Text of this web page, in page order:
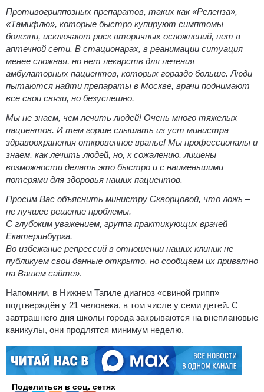
Противогриппозных препаратов, таких как «Реленза»,
«Тамифлю», которые быстро купируют симптомы
болезни, исключают риск вторичных осложнений, нет в
аптечной сети. В стационарах, в реанимации ситуация
менее сложная, но нет лекарств для лечения
амбулаторных пациентов, которых гораздо больше. Люди
пытаются найти препараты в Москве, врачи поднимают
все свои связи, но безуспешно.
Мы не знаем, чем лечить людей! Очень много тяжелых
пациентов. И тем горше слышать из уст министра
здравоохранения откровенное вранье! Мы профессионалы и
знаем, как лечить людей, но, к сожалению, лишены
возможности делать это быстро и с наименьшими
потерями для здоровья наших пациентов.
Просим Вас объяснить министру Скворцовой, что ложь –
не лучшее решение проблемы.
С глубоким уважением, группа практикующих врачей
Екатеринбурга.
Во избежание репрессий в отношении наших клиник не
публикуем свои данные открыто, но сообщаем их приватно
на Вашем сайте».
Напомним, в Нижнем Тагиле диагноз «свиной грипп»
подтверждён у 21 человека, в том числе у семи детей. С
завтрашнего дня школы города закрываются на внеплановые
каникулы, они продлятся минимум неделю.
Поделиться в соц. сетях